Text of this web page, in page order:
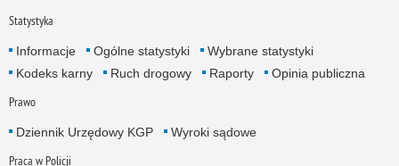
Statystyka
Informacje Ogólne statystyki
Wybrane statystyki
Kodeks karny
Ruch drogowy Raporty Opinia publiczna
Prawo
Dziennik Urzędowy KGP Wyroki sądowe
Praca w Policji